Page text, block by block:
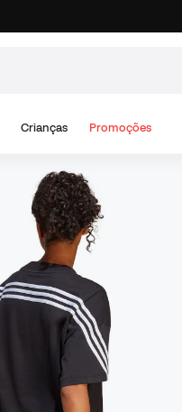
Crianças Promoções